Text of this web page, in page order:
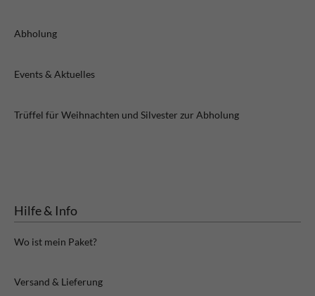
Abholung
Events & Aktuelles
Trüffel für Weihnachten und Silvester zur Abholung
Hilfe & Info
Wo ist mein Paket?
Versand & Lieferung